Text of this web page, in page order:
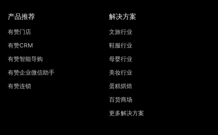
产品推荐
有赞门店
有赞CRM
有赞智能导购
有赞企业微信助手
有赞连锁
解决方案
文旅行业
鞋服行业
母婴行业
美妆行业
蛋糕烘焙
百货商场
更多解决方案